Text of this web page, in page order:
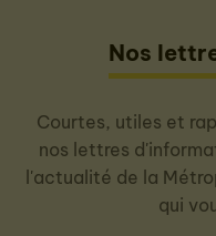
Nos
Courtes, utiles et
nos lettres
l'actualité de la
qui